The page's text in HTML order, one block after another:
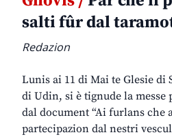
salti fûr dal
Redazion
Lunis ai 11 di Mai te Glesie di
di Udin, si è tignude la messe
dal document “Ai furlans che
partecipazion dal nestri